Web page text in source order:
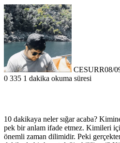
CESURR08/
0 335 1 dakika okuma süresi
10 dakikaya neler sığar acaba?
pek bir anlam ifade etmez. Kimileri
önemli zaman dilimidir. Peki